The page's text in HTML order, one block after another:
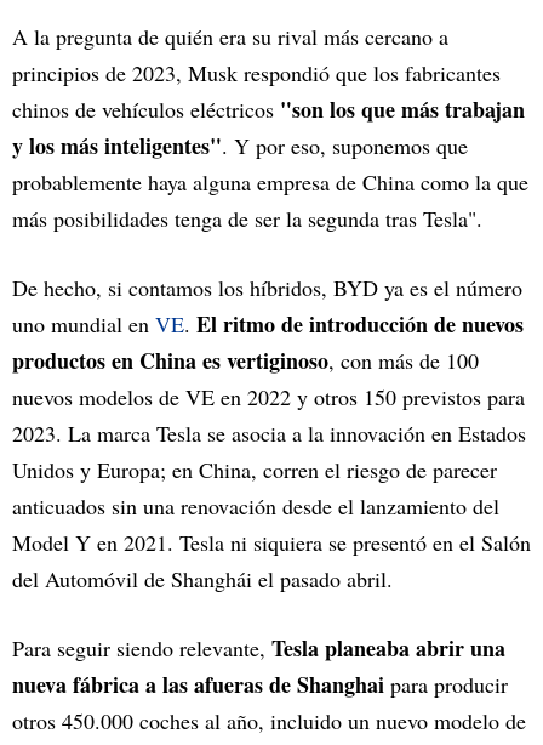
A la pregunta de quién era su rival más cercano a
principios de 2023, Musk respondió que los fabricantes
chinos de vehículos eléctricos "son los que más trabajan
y los más inteligentes". Y por eso, suponemos que
probablemente haya alguna empresa de China como la que
más posibilidades tenga de ser la segunda tras Tesla".
De hecho, si contamos los híbridos, BYD ya es el número
uno mundial en VE. El ritmo de introducción de nuevos
productos en China es vertiginoso, con más de 100
nuevos modelos de VE en 2022 y otros 150 previstos para
2023. La marca Tesla se asocia a la innovación en Estados
Unidos y Europa; en China, corren el riesgo de parecer
anticuados sin una renovación desde el lanzamiento del
Model Y en 2021. Tesla ni siquiera se presentó en el Salón
del Automóvil de Shanghái el pasado abril.
Para seguir siendo relevante, Tesla planeaba abrir una
nueva fábrica a las afueras de Shanghai para producir
otros 450.000 coches al año, incluido un nuevo modelo de